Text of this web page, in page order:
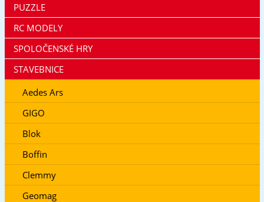
PUZZLE
RC MODELY
SPOLOČENSKÉ HRY
STAVEBNICE
Aedes Ars
GIGO
Blok
Boffin
Clemmy
Geomag